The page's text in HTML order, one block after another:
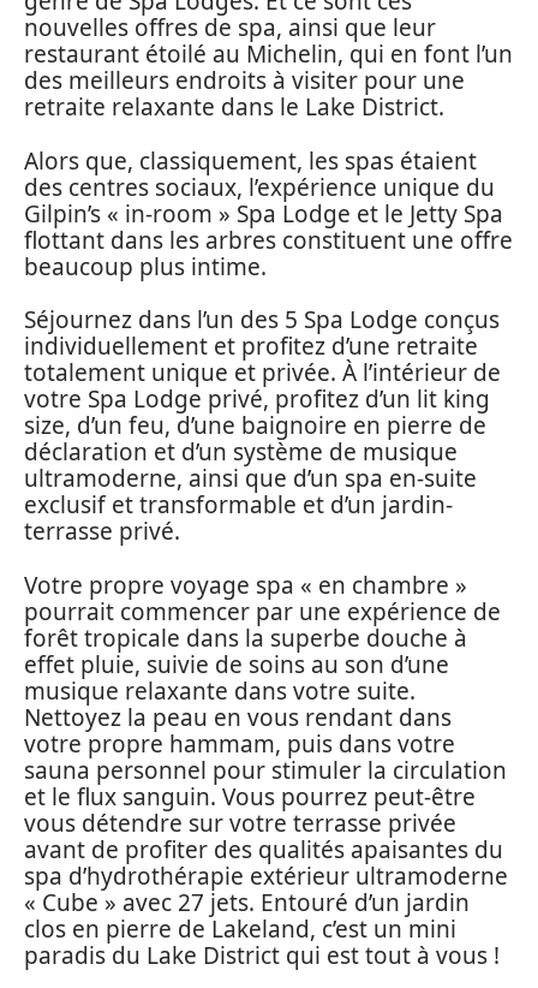
nouvelles offres de spa, ainsi que leur
restaurant étoilé au Michelin, qui en font l’un
des meilleurs endroits à visiter pour une
retraite relaxante dans le Lake District.
Alors que, classiquement, les spas étaient
des centres sociaux, l’expérience unique du
Gilpin’s « in-room » Spa Lodge et le Jetty Spa
flottant dans les arbres constituent une offre
beaucoup plus intime.
Séjournez dans l’un des 5 Spa Lodge conçus
individuellement et profitez d’une retraite
totalement unique et privée. À l’intérieur de
votre Spa Lodge privé, profitez d’un lit king
size, d’un feu, d’une baignoire en pierre de
déclaration et d’un système de musique
ultramoderne, ainsi que d’un spa en-suite
exclusif et transformable et d’un jardin-
terrasse privé.
Votre propre voyage spa « en chambre »
pourrait commencer par une expérience de
forêt tropicale dans la superbe douche à
effet pluie, suivie de soins au son d’une
musique relaxante dans votre suite.
Nettoyez la peau en vous rendant dans
votre propre hammam, puis dans votre
sauna personnel pour stimuler la circulation
et le flux sanguin. Vous pourrez peut-être
vous détendre sur votre terrasse privée
avant de profiter des qualités apaisantes du
spa d’hydrothérapie extérieur ultramoderne
« Cube » avec 27 jets. Entouré d’un jardin
clos en pierre de Lakeland, c’est un mini
paradis du Lake District qui est tout à vous !